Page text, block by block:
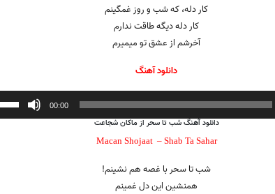
کار دله، که شب و روز غمگینم
کار دله دیگه طاقت ندارم
آخرشم از عشق تو میمیرم
دانلود آهنگ
00:00
دانلود آهنگ شب تا سحر از ماکان شجاعت
Macan Shojaat –Shab Ta Sahar
شب تا سحر با غصه هم نشینم!
همنشین این دل غمینم